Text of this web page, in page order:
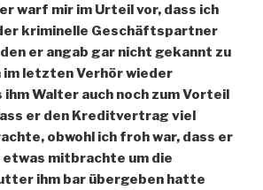
warf mir im Urteil vor, dass ich
kriminelle Geschäftspartner
er angab gar nicht gekannt zu
im letzten Verhör wieder
Walter auch noch zum Vorteil
er den Kreditvertrag viel
obwohl ich froh war, dass er
mitbrachte um die
ihm bar übergeben hatte